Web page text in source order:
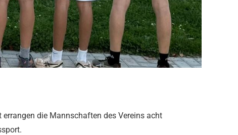
die Mannschaften des Vereins acht